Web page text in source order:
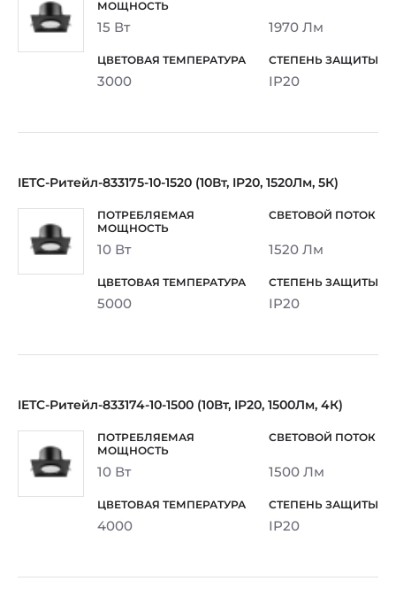
15 Вт 1970 Лм
3000 IP20
IETC-Ритейл-833175-10-1520 (10Вт, IP20, 1520Лм, 5К)
10 Вт 1520 Лм
5000 IP20
IETC-Ритейл-833174-10-1500 (10Вт, IP20, 1500Лм, 4К)
10 Вт 1500 Лм
4000 IP20